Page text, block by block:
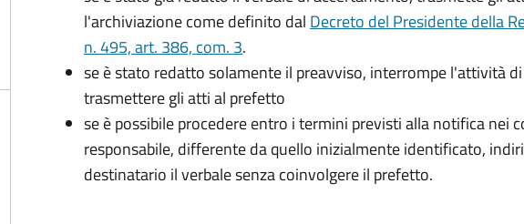
l'archiviazione come definito dal Decreto del Presidente della
n. 495, art. 386, com. 3.
se è stato redatto solamente il preavviso, interrompe l'attività
trasmettere gli atti al prefetto
se è possibile procedere entro i termini previsti alla notifica nei
responsabile, differente da quello inizialmente identificato,
destinatario il verbale senza coinvolgere il prefetto.